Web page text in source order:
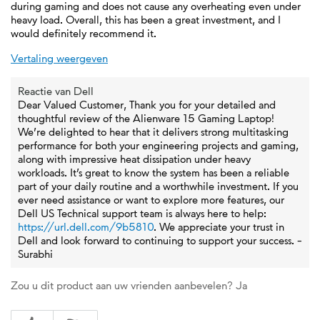
during gaming and does not cause any overheating even under
heavy load. Overall, this has been a great investment, and I
would definitely recommend it.
Vertaling weergeven
Reactie van Dell
Dear Valued Customer, Thank you for your detailed and
thoughtful review of the Alienware 15 Gaming Laptop!
We’re delighted to hear that it delivers strong multitasking
performance for both your engineering projects and gaming,
along with impressive heat dissipation under heavy
workloads. It’s great to know the system has been a reliable
part of your daily routine and a worthwhile investment. If you
ever need assistance or want to explore more features, our
Dell US Technical support team is always here to help:
https://url.dell.com/9b5810. We appreciate your trust in
Dell and look forward to continuing to support your success. -
Surabhi
Zou u dit product aan uw vrienden aanbevelen? Ja